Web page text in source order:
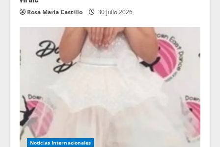
Rosa María Castillo 30 julio 2026
Noticias Internacionales